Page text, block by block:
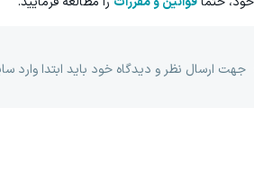
جهت ارسال نظر و دیدگاه خود باید ابتدا